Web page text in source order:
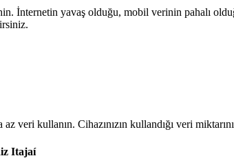
İnternetin yavaş olduğu, mobil verinin pahalı
veri kullanın. Cihazınızın kullandığı veri
Itajaí